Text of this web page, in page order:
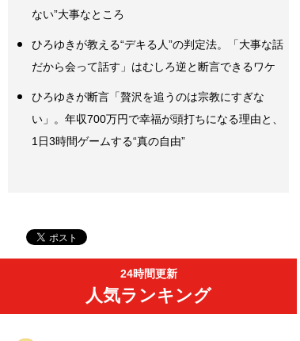
ない”大事なところ
ひろゆきが教える“デキる人”の判定法。「大事な話
だから会って話す」はむしろ逆と断言できるワケ
ひろゆきが断言「贅沢を追うのは宗教にすぎな
い」。年収700万円で幸福が頭打ちになる理由と、
1日3時間ゲームする“真の自由”
24時間更新
人気ランキング